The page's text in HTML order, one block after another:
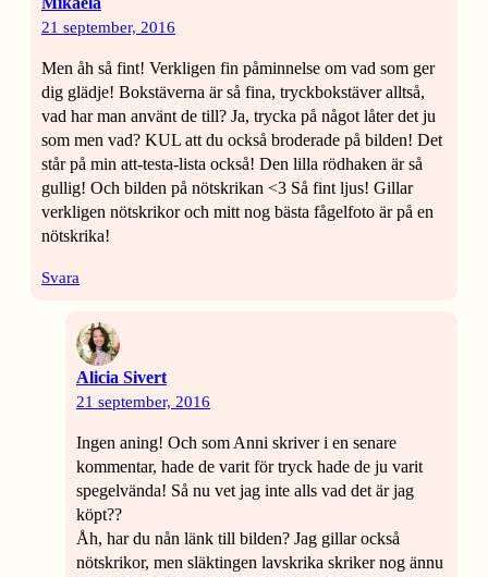
21 september, 2016
Men åh så fint! Verkligen fin påminnelse om vad som ger
dig glädje! Bokstäverna är så fina, tryckbokstäver alltså,
vad har man använt de till? Ja, trycka på något låter det ju
som men vad? KUL att du också broderade på bilden! Det
står på min att-testa-lista också! Den lilla rödhaken är så
gullig! Och bilden på nötskrikan <3 Så fint ljus! Gillar
verkligen nötskrikor och mitt nog bästa fågelfoto är på en
nötskrika!
Svara
Alicia Sivert
21 september, 2016
Ingen aning! Och som Anni skriver i en senare
kommentar, hade de varit för tryck hade de ju varit
spegelvända! Så nu vet jag inte alls vad det är jag
köpt??
Åh, har du nån länk till bilden? Jag gillar också
nötskrikor, men släktingen lavskrika skriker nog ännu